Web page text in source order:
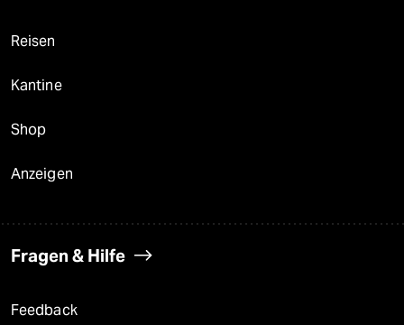
Reisen
Kantine
Shop
Anzeigen
Fragen & Hilfe
Feedback